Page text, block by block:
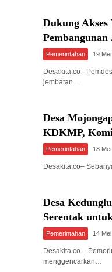
Dukung Akses
Pemerintahan 19
Desakita.co–
jembatan…
Desa
KDKMP,
Pemerintahan 18
Desakita.co–
Desa
Serentak
Pemerintahan 14
Desakita.co –
menggencarkan…